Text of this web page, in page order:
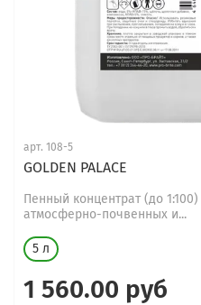
арт. 108-5
GOLDEN PALACE
Пенный концентрат (до
атмосферно-почвенных и...
5 л
1 560.00 руб